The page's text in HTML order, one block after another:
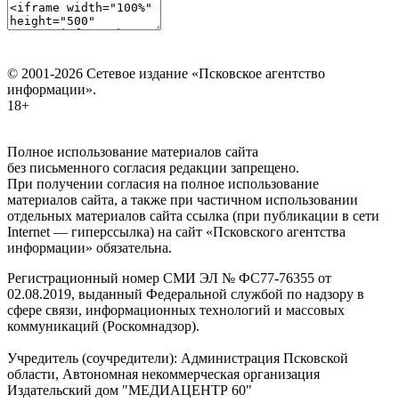
© 2001-2026 Сетевое издание «Псковское агентство
информации».
18+
Полное использование материалов сайта
без письменного согласия редакции запрещено.
При получении согласия на полное использование
материалов сайта, а также при частичном использовании
отдельных материалов сайта ссылка (при публикации в сети
Internet — гиперссылка) на сайт «Псковского агентства
информации» обязательна.
Регистрационный номер СМИ ЭЛ № ФС77-76355 от
02.08.2019, выданный Федеральной службой по надзору в
сфере связи, информационных технологий и массовых
коммуникаций (Роскомнадзор).
Учредитель (соучредители): Администрация Псковской
области, Автономная некоммерческая организация
Издательский дом "МЕДИАЦЕНТР 60"